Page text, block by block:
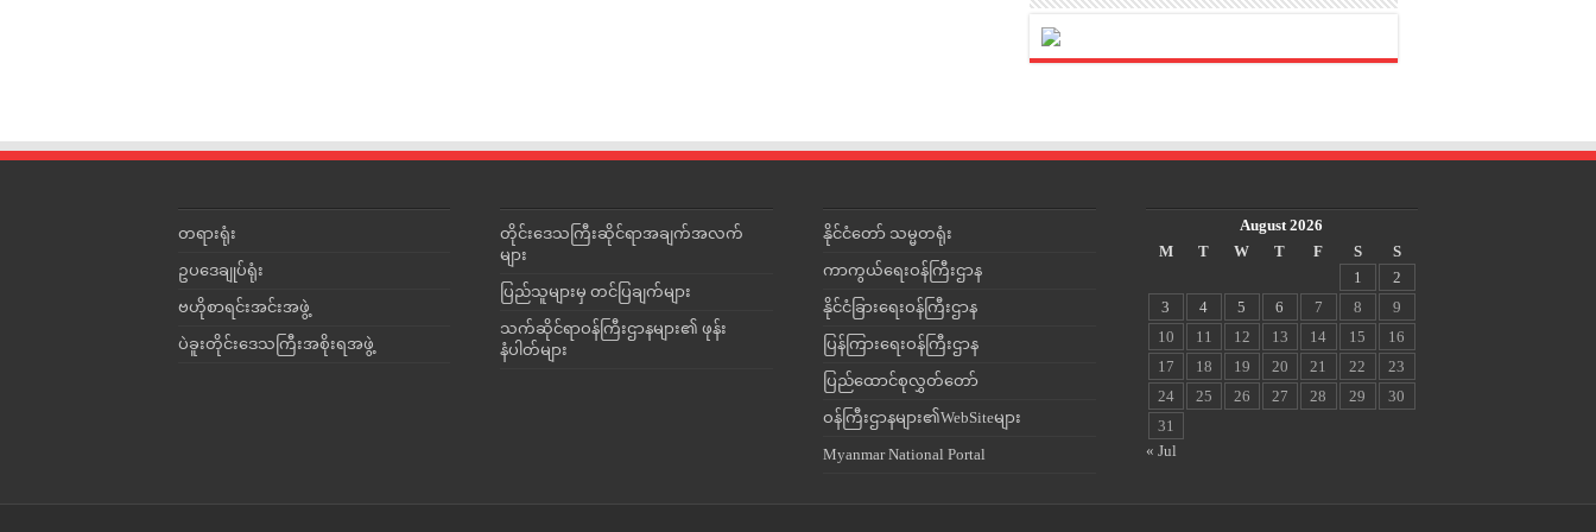
တရားရုံး
ဥပဒေချုပ်ရုံး
ဗဟိုစာရင်းအင်းအဖွဲ့
ပဲခူးတိုင်းဒေသကြီးအစိုးရအဖွဲ့
တိုင်းဒေသကြီးဆိုင်ရာအချက်အလက်
များ
ပြည်သူများမှ တင်ပြချက်များ
သက်ဆိုင်ရာဝန်ကြီးဌာနများ၏ ဖုန်း
နံပါတ်များ
နိုင်ငံတော် သမ္မတရုံး
ကာကွယ်ရေးဝန်ကြီးဌာန
နိုင်ငံခြားရေးဝန်ကြီးဌာန
ပြန်ကြားရေးဝန်ကြီးဌာန
ပြည်ထောင်စုလွှတ်တော်
ဝန်ကြီးဌာနများ၏WebSiteများ
Myanmar National Portal
August 2026
M
T W T F S
S
1
2
3
4 5 6 7 8
9
10
11 12 13 14 15
16
17
18 19 20 21 22
23
24
25 26 27 28 29
30
31
« Jul